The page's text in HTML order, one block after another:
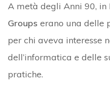
A metà degli Anni 90, in
Groups erano una delle
per chi aveva interesse
dell’informatica e delle
pratiche.